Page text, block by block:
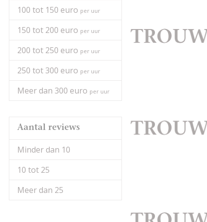
100 tot 150 euro per uur
150 tot 200 euro per uur
200 tot 250 euro per uur
250 tot 300 euro per uur
Meer dan 300 euro per uur
Aantal reviews
Minder dan 10
10 tot 25
Meer dan 25